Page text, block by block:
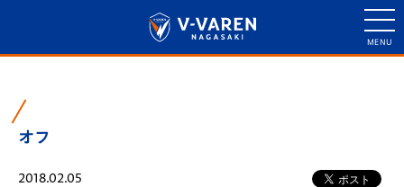
オフ
2018.02.05